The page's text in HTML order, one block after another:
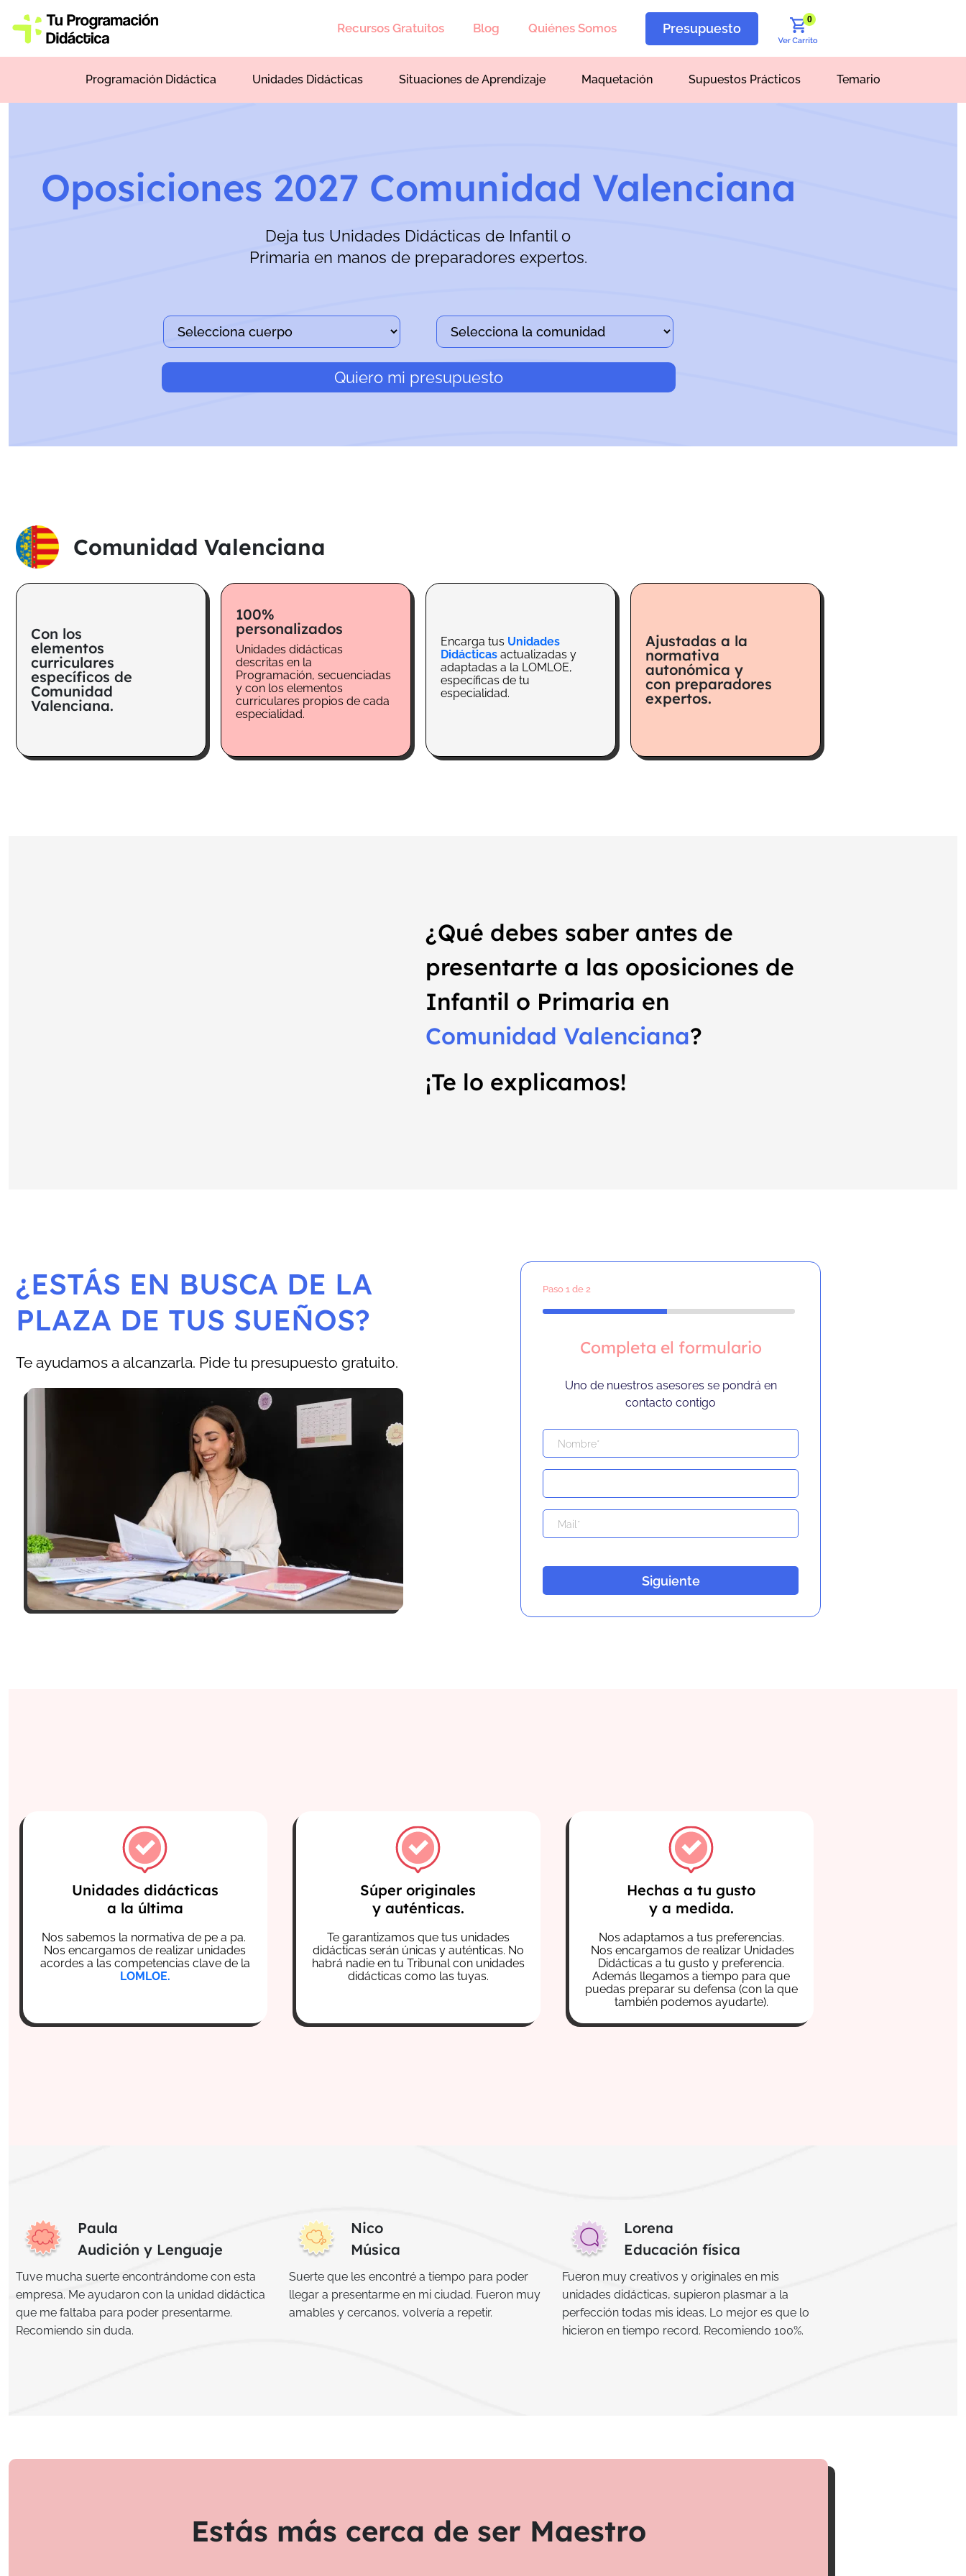
Recursos Gratuitos Blog Quiénes Somos Presupuesto
0
Programación Didáctica Unidades Didácticas Situaciones de Aprendizaje Maquetación Supuestos Prácticos Temario
Oposiciones 2027 Comunidad Valenciana
Deja tus Unidades Didácticas de Infantil o
Primaria en manos de preparadores expertos.
Quiero mi presupuesto
Comunidad Valenciana
Con los
elementos
curriculares
específicos de
Comunidad
Valenciana.
100%
personalizados
Unidades didácticas
descritas en la
Programación, secuenciadas
y con los elementos
curriculares propios de cada
especialidad.
Encarga tus Unidades
Didácticas actualizadas y
adaptadas a la LOMLOE,
específicas de tu
especialidad.
Ajustadas a la
normativa
autonómica y
con preparadores
expertos.
¿Qué debes saber antes de
presentarte a las oposiciones de
Infantil o Primaria en
Comunidad Valenciana?
¡Te lo explicamos!
¿ESTÁS EN BUSCA DE LA
PLAZA DE TUS SUEÑOS?
Te ayudamos a alcanzarla. Pide tu presupuesto gratuito.
Paso 1 de 2
Completa el formulario
Uno de nuestros asesores se pondrá en
contacto contigo
Siguiente
Unidades didácticas
a la última
Nos sabemos la normativa de pe a pa.
Nos encargamos de realizar unidades
acordes a las competencias clave de la
LOMLOE.
Súper originales
y auténticas.
Te garantizamos que tus unidades
didácticas serán únicas y auténticas. No
habrá nadie en tu Tribunal con unidades
didácticas como las tuyas.
Hechas a tu gusto
y a medida.
Nos adaptamos a tus preferencias.
Nos encargamos de realizar Unidades
Didácticas a tu gusto y preferencia.
Además llegamos a tiempo para que
puedas preparar su defensa (con la que
también podemos ayudarte).
Paula
Audición y Lenguaje
Tuve mucha suerte encontrándome con esta
empresa. Me ayudaron con la unidad didáctica
que me faltaba para poder presentarme.
Recomiendo sin duda.
Nico
Música
Suerte que les encontré a tiempo para poder
llegar a presentarme en mi ciudad. Fueron muy
amables y cercanos, volvería a repetir.
Lorena
Educación física
Fueron muy creativos y originales en mis
unidades didácticas, supieron plasmar a la
perfección todas mis ideas. Lo mejor es que lo
hicieron en tiempo record. Recomiendo 100%.
Estás más cerca de ser Maestro